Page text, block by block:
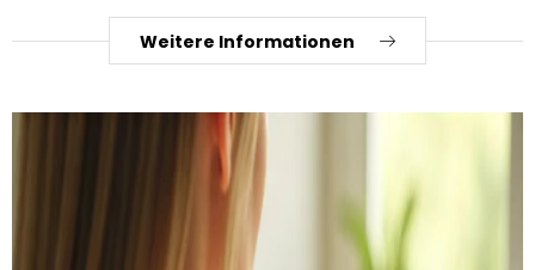
Weitere Informationen